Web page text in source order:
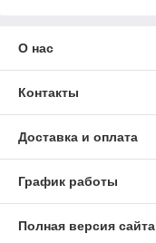
О нас
Контакты
Доставка и оплата
График работы
Полная версия сайта